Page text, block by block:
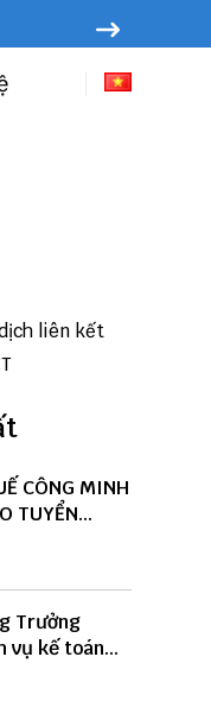
liên kết
CÔNG MINH
TUYỂN
Trưởng
vụ kế toán